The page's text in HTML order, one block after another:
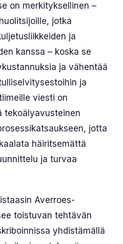
on merkityksellinen –
jotka
ja
kanssa – koska se
ja vähentää
ja
viesti on
tekoälyavusteinen
jotta
häiritsemättä
ja turvaa
Averroes-
toistuvan tehtävän
yhdistämällä